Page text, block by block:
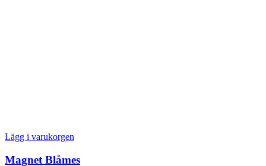
Lägg i varukorgen
Magnet Blåmes